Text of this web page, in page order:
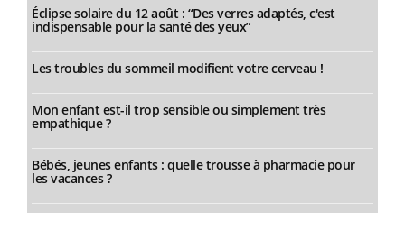
Éclipse solaire du 12 août : “Des verres adaptés, c'est
indispensable pour la santé des yeux”
Les troubles du sommeil modifient votre cerveau !
Mon enfant est-il trop sensible ou simplement très
empathique ?
Bébés, jeunes enfants : quelle trousse à pharmacie pour
les vacances ?